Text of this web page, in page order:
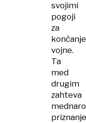
svojimi
pogoji
za
končanje
vojne.
Ta
med
drugim
zahteva
priznanje